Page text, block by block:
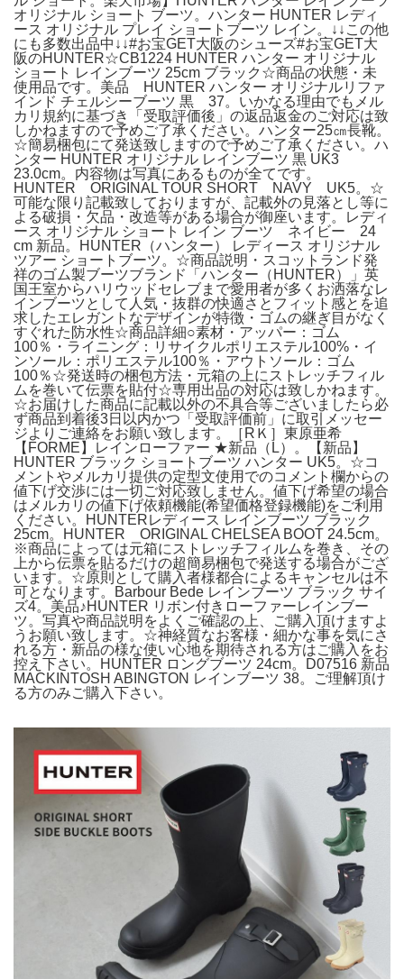
オリジナル ショート ブーツ。ハンター HUNTER レディ
ース オリジナル プレイ ショートブーツ レイン。↓↓この他
にも多数出品中↓↓#お宝GET大阪のシューズ#お宝GET大
阪のHUNTER☆CB1224 HUNTER ハンター オリジナル
ショート レインブーツ 25cm ブラック☆商品の状態・未
使用品です。美品 HUNTER ハンター オリジナルリファ
インド チェルシーブーツ 黒 37。いかなる理由でもメル
カリ規約に基づき「受取評価後」の返品返金のご対応は致
しかねますので予めご了承ください。ハンター25㎝長靴。
☆簡易梱包にて発送致しますので予めご了承ください。ハ
ンター HUNTER オリジナル レインブーツ 黒 UK3
23.0cm。内容物は写真にあるものが全てです。
HUNTER ORIGINAL TOUR SHORT NAVY UK5。☆
可能な限り記載致しておりますが、記載外の見落とし等に
よる破損・欠品・改造等がある場合が御座います。レディ
ース オリジナル ショート レイン ブーツ ネイビー 24
cm 新品。HUNTER（ハンター） レディース オリジナル
ツアー ショートブーツ。☆商品説明・スコットランド発
祥のゴム製ブーツブランド「ハンター（HUNTER）」英
国王室からハリウッドセレブまで愛用者が多くお洒落なレ
インブーツとして人気・抜群の快適さとフィット感とを追
求したエレガントなデザインが特徴・ゴムの継ぎ目がなく
すぐれた防水性☆商品詳細○素材・アッパー：ゴム
100％・ライニング：リサイクルポリエステル100%・イ
ンソール：ポリエステル100％・アウトソール：ゴム
100％☆発送時の梱包方法・元箱の上にストレッチフィル
ムを巻いて伝票を貼付☆専用出品の対応は致しかねます。
☆お届けした商品に記載以外の不具合等ございましたら必
ず商品到着後3日以内かつ「受取評価前」に取引メッセー
ジよりご連絡をお願い致します。［RＫ］東原亜希
【FORME】レインローファー ★新品（L）。【新品】
HUNTER ブラック ショートブーツ ハンター UK5。☆コ
メントやメルカリ提供の定型文使用でのコメント欄からの
値下げ交渉には一切ご対応致しません。値下げ希望の場合
はメルカリの値下げ依頼機能(希望価格登録機能)をご利用
ください。HUNTERレディース レインブーツ ブラック
25cm。HUNTER ORIGINAL CHELSEA BOOT 24.5cm。
※商品によっては元箱にストレッチフィルムを巻き、その
上から伝票を貼るだけの超簡易梱包で発送する場合がござ
います。☆原則として購入者様都合によるキャンセルは不
可となります。Barbour Bede レインブーツ ブラック サイ
ズ4。美品♪HUNTER リボン付きローファーレインブー
ツ。写真や商品説明をよくご確認の上、ご購入頂けますよ
うお願い致します。☆神経質なお客様・細かな事を気にさ
れる方・新品の様な使い心地を期待される方はご購入をお
控え下さい。HUNTER ロングブーツ 24cm。D07516 新品
MACKINTOSH ABINGTON レインブーツ 38。ご理解頂け
る方のみご購入下さい。